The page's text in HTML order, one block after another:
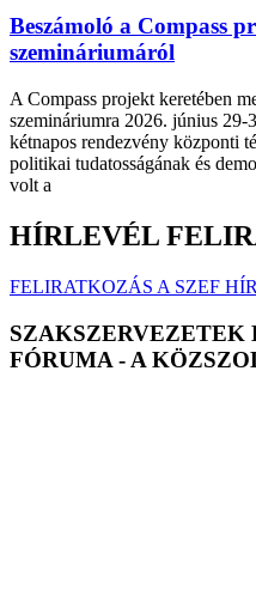
Beszámoló a Compass
szemináriumáról
A Compass projekt keretében
szemináriumra 2026. június
kétnapos rendezvény központi
politikai tudatosságának és
volt a
HÍRLEVÉL
FELIRATKOZÁS A SZEF
SZAKSZERVEZETEK
FÓRUMA - A